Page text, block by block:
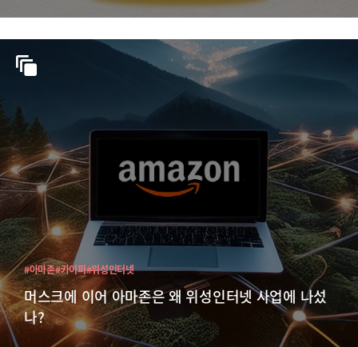
머스크에 이어 아마존은 왜 위성인터넷 사업에 나섰
나?
#아마존#카이퍼#위성인터넷